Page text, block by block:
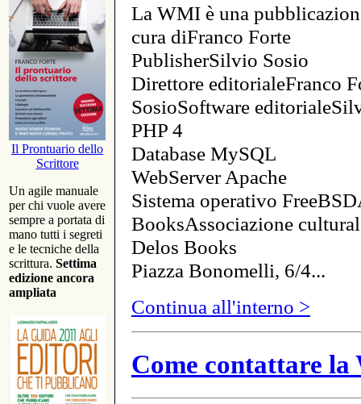
Il Prontuario dello
Scrittore
Un agile manuale
per chi vuole avere
sempre a portata di
mano tutti i segreti
e le tecniche della
scrittura. Settima
edizione ancora
ampliata
La WMI è una
cura diFranco Forte
PublisherSilvio Sosio
Direttore editorialeFranco
SosioSoftware
PHP 4
Database MySQL
WebServer Apache
Sistema operativo
BooksAssociazione
Delos Books
Piazza Bonomelli, 6/4...
Continua all'interno >
Come contattare